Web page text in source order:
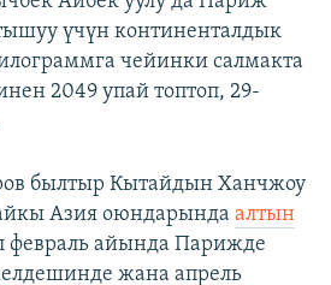
үчүн континенталдык
чейинки салмакта
2049 упай топтоп, 29-
былтыр Кытайдын Ханчжоу
Азия оюндарында алтын
февраль айында Парижде
жана апрель